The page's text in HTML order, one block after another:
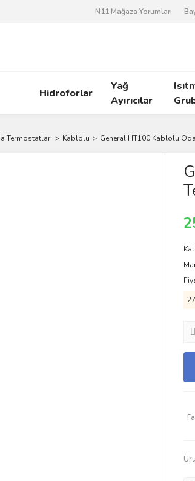
N11 Mağaza Yorumları
Hidroforlar
Yağ
Ayırıcılar
Termostatları Kablolu General HT100 Kablolu